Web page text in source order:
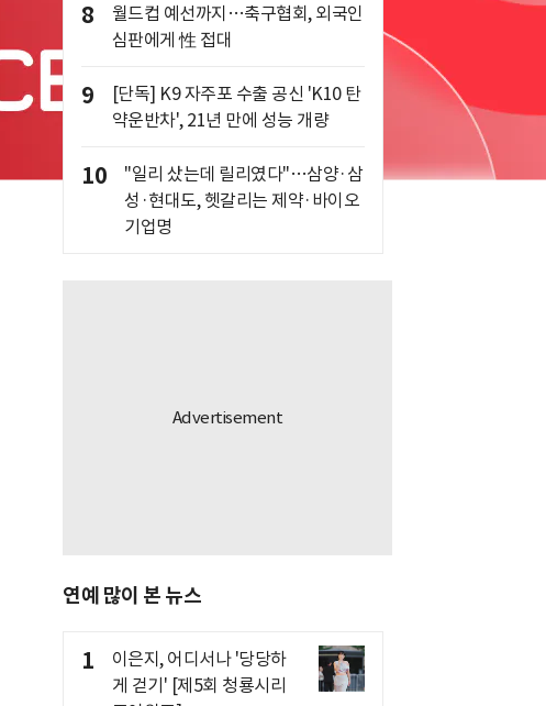
8
월드컵 예선까지…축구협회, 외국인
심판에게 性 접대
9
[단독] K9 자주포 수출 공신 'K10 탄
약운반차', 21년 만에 성능 개량
10
"일리 샀는데 릴리였다"…삼양·삼
성·현대도, 헷갈리는 제약·바이오
기업명
연예 많이 본 뉴스
1
이은지, 어디서나 '당당하
게 걷기' [제5회 청룡시리